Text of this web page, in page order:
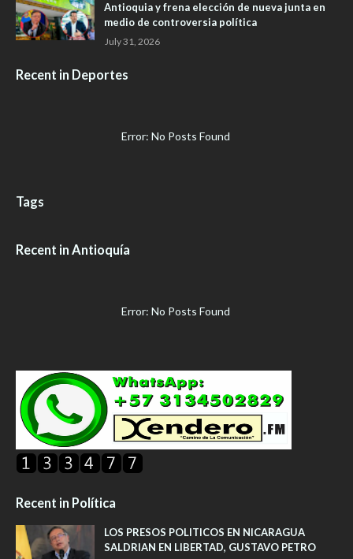
Antioquia y frena elección de nueva junta en
medio de controversia política
July 31, 2026
Recent in Deportes
Error: No Posts Found
Tags
Recent in Antioquía
Error: No Posts Found
Recent in Política
LOS PRESOS POLITICOS EN NICARAGUA
SALDRIAN EN LIBERTAD, GUSTAVO PETRO